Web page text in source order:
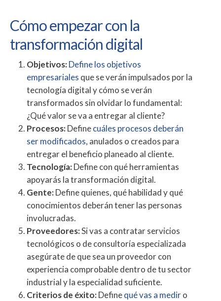
Cómo empezar con la
transformación digital
Objetivos:Define los objetivos
empresariales que se verán impulsados por la
tecnología digital y cómo se verán
transformados sin olvidar lo fundamental:
¿Qué valor se va a entregar al cliente?
Procesos:Definecuáles procesos deberán
ser modificados, anulados o creados para
entregar el beneficio planeado al cliente.
Tecnología:Define con qué herramientas
apoyarás la transformación digital.
Gente:Define quienes, qué habilidad y qué
conocimientos deberán tener las personas
involucradas.
Proveedores:Si vas a contratar servicios
tecnológicos o de consultoría especializada
asegúrate de que sea un proveedor con
experiencia comprobable dentro de tu sector
industrial y la especialidad suficiente.
Criterios de éxito:Definequé vas a mediro